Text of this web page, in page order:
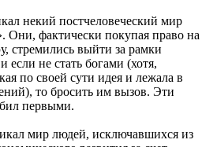
некий постчеловеческий мир
Они, фактически покупая право на
стремились выйти за рамки
если не стать богами (хотя,
по своей сути идея и лежала в
то бросить им вызов. Эти
первыми.
мир людей, исключавшихся из